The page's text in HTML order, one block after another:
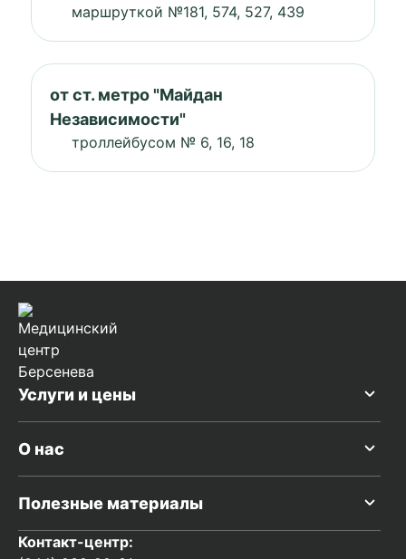
маршруткой №181, 574, 527, 439
от ст. метро "Майдан
Независимости"
троллейбусом № 6, 16, 18
Услуги и цены
О нас
Полезные материалы
Контакт-центр: